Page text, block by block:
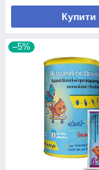
Купити
–5%